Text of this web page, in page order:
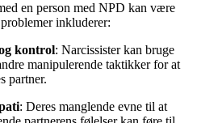
en person med NPD kan være
inkluderer:
kontrol: Narcissister kan bruge
manipulerende taktikker for at
partner.
: Deres manglende evne til at